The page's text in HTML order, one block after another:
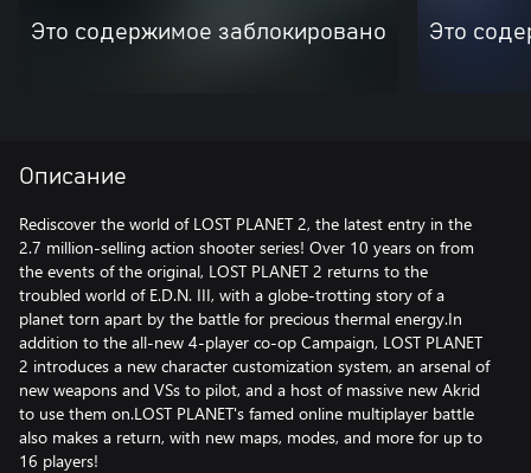
Это содержимое заблокировано Это
Описание
Rediscover the world of LOST PLANET 2, the latest entry in the
2.7 million-selling action shooter series! Over 10 years on from
the events of the original, LOST PLANET 2 returns to the
troubled world of E.D.N. III, with a globe-trotting story of a
planet torn apart by the battle for precious thermal energy.In
addition to the all-new 4-player co-op Campaign, LOST PLANET
2 introduces a new character customization system, an arsenal of
new weapons and VSs to pilot, and a host of massive new Akrid
to use them on.LOST PLANET's famed online multiplayer battle
also makes a return, with new maps, modes, and more for up to
16 players!